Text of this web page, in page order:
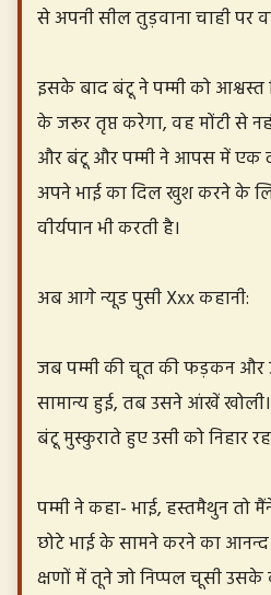
से अपनी सील तुड़वाना चाही पर
इसके बाद बंटू ने पम्मी को
के जरूर तृप्त करेगा, वह मोंटी से
और बंटू और पम्मी ने आपस में एक
अपने भाई का दिल खुश करने के
वीर्यपान भी करती है।
अब आगे न्यूड पुसी Xxx कहानी:
जब पम्मी की चूत की फड़कन
सामान्य हुई, तब उसने आंखें खोली।
बंटू मुस्कुराते हुए उसी को निहार
पम्मी ने कहा- भाई, हस्तमैथुन तो
छोटे भाई के सामने करने का
क्षणों में तूने जो निप्पल चूसी